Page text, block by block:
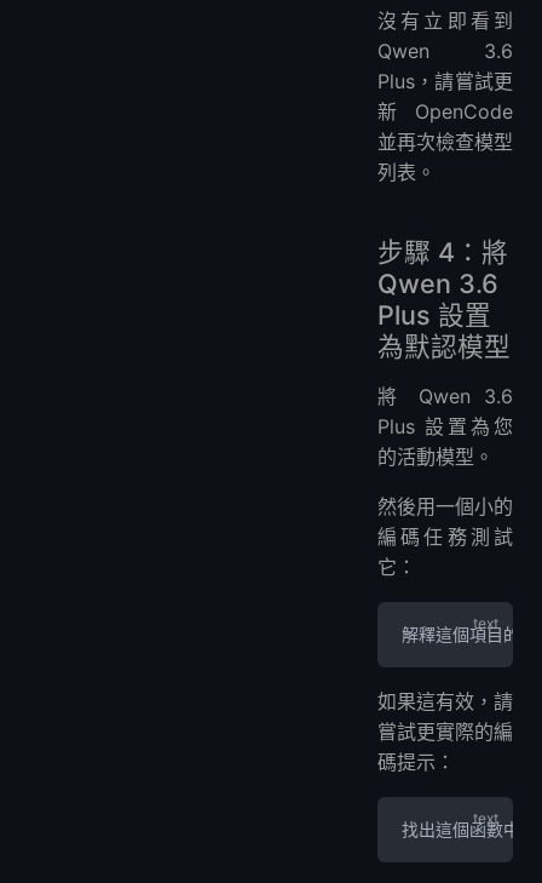
沒有立即看到
Qwen 3.6
Plus，請嘗試更
新 OpenCode
並再次檢查模型
列表。
步驟 4：將
Qwen 3.6
Plus 設置
為默認模型
將 Qwen 3.6
Plus 設置為您
的活動模型。
然後用一個小的
編碼任務測試
它：
解釋這個項目的
如果這有效，請
嘗試更實際的編
碼提示：
找出這個函數中